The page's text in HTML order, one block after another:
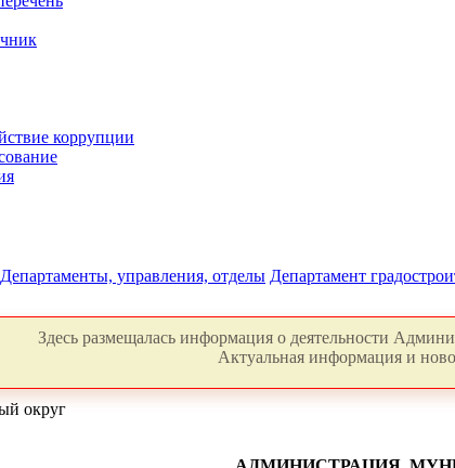
коррупции
Департаменты, управления, отделы Департамент
Здесь размещалась информация о деятельности
Актуальная информация и
округ